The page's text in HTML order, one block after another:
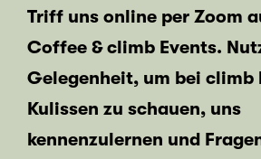
Triff uns online per Zoom
Coffee & climb Events.
Gelegenheit, um bei climb
Kulissen zu schauen, uns
kennenzulernen und